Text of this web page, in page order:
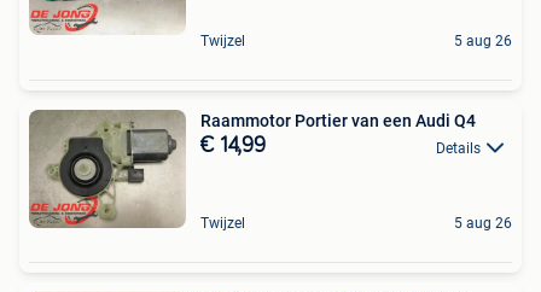
Twijzel 5 aug 26
Raammotor Portier van een Audi Q4
€ 14,99 Details
Twijzel 5 aug 26